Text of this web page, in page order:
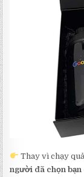
Thay vì chạy
người đã chọn bạn